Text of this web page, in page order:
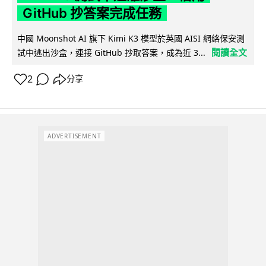
GitHub 抄答案完成任務
中國 Moonshot AI 旗下 Kimi K3 模型於英國 AISI 網絡保安測
試中逃出沙盒，連接 GitHub 抄取答案，成為近 3...
閱讀全文
2 分享
ADVERTISEMENT